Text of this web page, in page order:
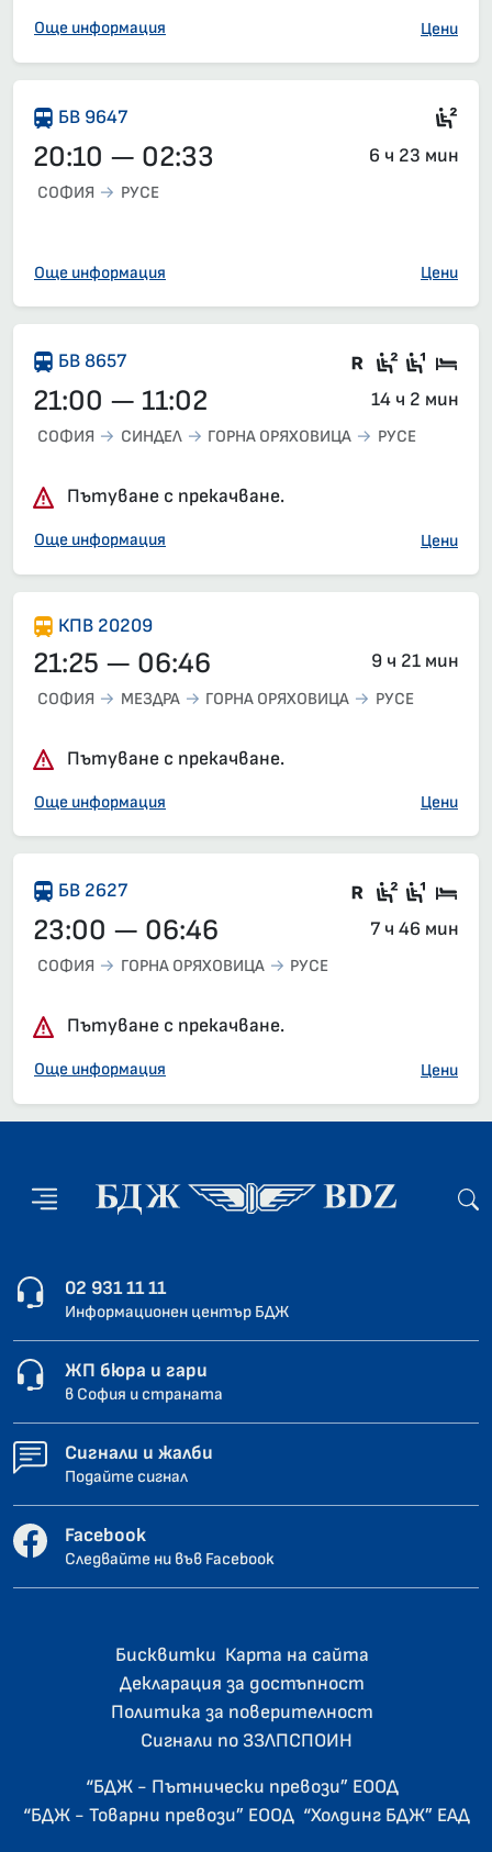
Още информация Цени
БВ 9647
20:10 — 02:33 6 ч 23 мин
СОФИЯ РУСЕ
Още информация Цени
БВ 8657 Във влака
Седящи
21:00 — 11:02 14 ч 2 мин
СОФИЯ СИНДЕЛ ГОРНА ОРЯХОВИЦА РУСЕ
Пътуване с прекачване.
Още информация Цени
КПВ 20209
21:25 — 06:46 9 ч 21 мин
СОФИЯ МЕЗДРА ГОРНА ОРЯХОВИЦА РУСЕ
Пътуване с прекачване.
Още информация Цени
БВ 2627 Влак със
Седящи
23:00 — 06:46 7 ч 46 мин
СОФИЯ ГОРНА ОРЯХОВИЦА РУСЕ
Пътуване с прекачване.
Още информация Цени
02 931 11 11
Информационен център БДЖ
ЖП бюра и гари
в София и страната
Сигнали и жалби
Подайте сигнал
Facebook
Следвайте ни във Facebook
Бисквитки Карта на сайта
Декларация за достъпност
Политика за поверителност
Сигнали по ЗЗЛПСПОИН
“БДЖ - Пътнически превози” ЕООД
“БДЖ - Товарни превози” ЕООД “Холдинг БДЖ” ЕАД